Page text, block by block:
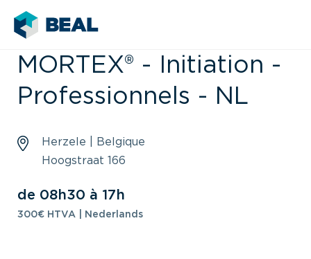
MORTEX® - Initiation -
Professionnels - NL
Herzele | Belgique
Hoogstraat 166
de 08h30 à 17h
300€ HTVA | Nederlands